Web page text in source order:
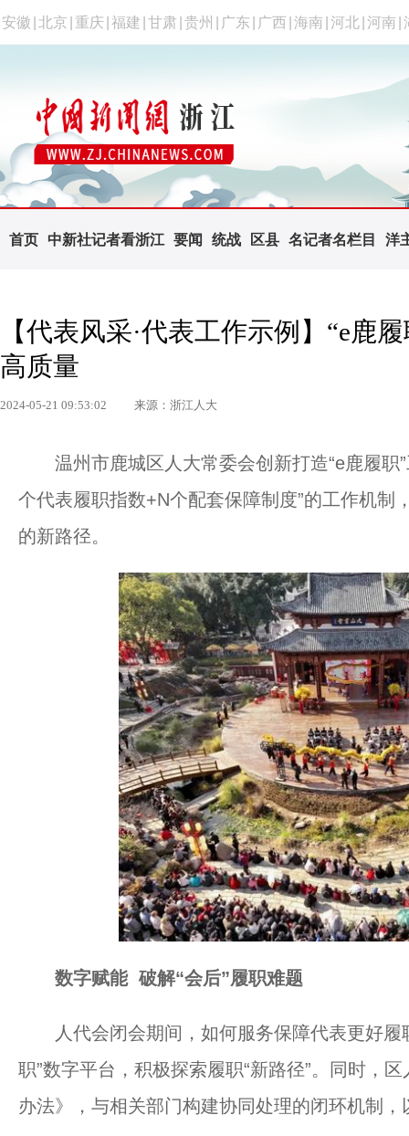
安徽 北京 重庆 福建 甘肃 贵州 广东 广西 海南 河北 河南
首页 中新社记者看浙江 要闻 统战 区县 名记者名栏目 洋
【代表风采·代表工作示例】“e鹿
高质量
2024-05-21 09:53:02 来源：浙江人大
温州市鹿城区人大常委会创新打造“e鹿履职”
个代表履职指数+N个配套保障制度”的工作机制
的新路径。
数字赋能 破解“会后”履职难题
人代会闭会期间，如何服务保障代表更好履
职”数字平台，积极探索履职“新路径”。同时，
办法》，与相关部门构建协同处理的闭环机制